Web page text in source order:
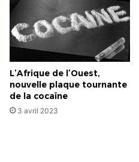
L’Afrique de l’Ouest,
nouvelle plaque tournante
de la cocaïne
3 avril 2023